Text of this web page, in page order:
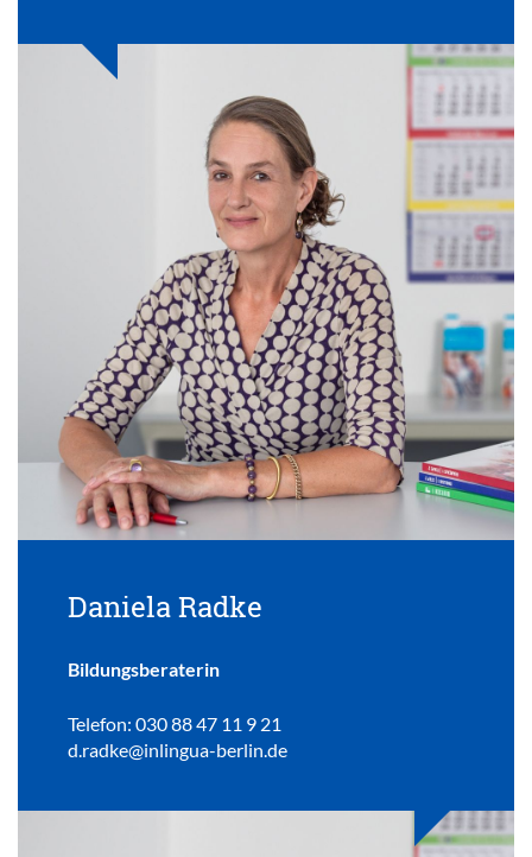
Daniela Radke
Bildungsberaterin
Telefon: 030 88 47 11 9 21
d.radke@inlingua-berlin.de